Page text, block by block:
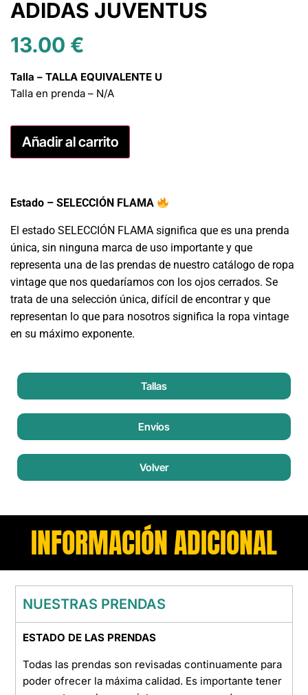
ADIDAS JUVENTUS
13.00 €
Talla – TALLA EQUIVALENTE U
Talla en prenda – N/A
Añadir al carrito
Estado – SELECCIÓN FLAMA
El estado SELECCIÓN FLAMA significa que es una prenda
única, sin ninguna marca de uso importante y que
representa una de las prendas de nuestro catálogo de ropa
vintage que nos quedaríamos con los ojos cerrados. Se
trata de una selección única, difícil de encontrar y que
representan lo que para nosotros significa la ropa vintage
en su máximo exponente.
Tallas
Envíos
Volver
INFORMACIÓN ADICIONAL
NUESTRAS PRENDAS
ESTADO DE LAS PRENDAS
Todas las prendas son revisadas continuamente para
poder ofrecer la máxima calidad. Es importante tener